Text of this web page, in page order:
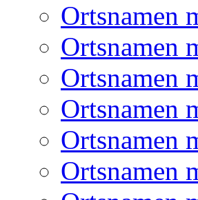
Ortsnamen
Ortsnamen
Ortsnamen
Ortsnamen
Ortsnamen
Ortsnamen